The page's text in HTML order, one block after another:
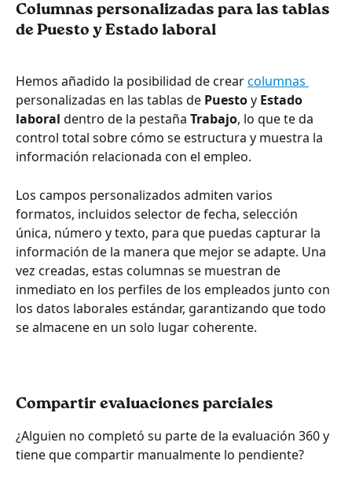
Columnas personalizadas para las tablas
de Puesto y Estado laboral
Hemos añadido la posibilidad de crear columnas
personalizadas en las tablas de Puesto y Estado
laboral dentro de la pestaña Trabajo, lo que te da
control total sobre cómo se estructura y muestra la
información relacionada con el empleo.
Los campos personalizados admiten varios
formatos, incluidos selector de fecha, selección
única, número y texto, para que puedas capturar la
información de la manera que mejor se adapte. Una
vez creadas, estas columnas se muestran de
inmediato en los perfiles de los empleados junto con
los datos laborales estándar, garantizando que todo
se almacene en un solo lugar coherente.
Compartir evaluaciones parciales
¿Alguien no completó su parte de la evaluación 360 y
tiene que compartir manualmente lo pendiente?